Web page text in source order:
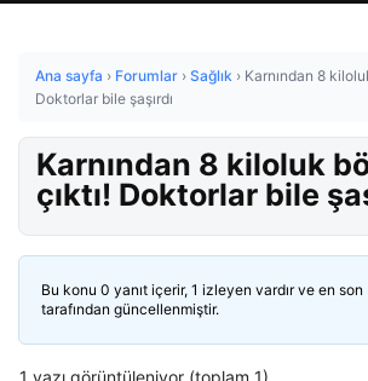
Ana sayfa › Forumlar › Sağlık › Karnından 8
Doktorlar bile şaşırdı
Karnından 8 kiloluk
çıktı! Doktorlar bile
Bu konu 0 yanıt içerir, 1 izleyen vardır ve en son
tarafından güncellenmiştir.
1 yazı görüntüleniyor (toplam 1)